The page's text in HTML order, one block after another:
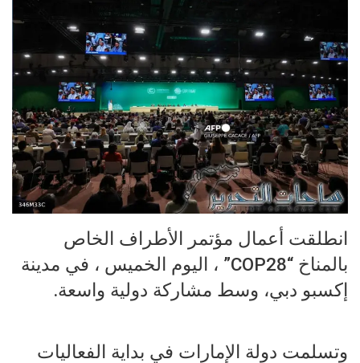
انطلقت أعمال مؤتمر الأطراف الخاص
بالمناخ “COP28” ، اليوم الخميس ، في مدينة
إكسبو دبي، وسط مشاركة دولية واسعة.
وتسلمت دولة الإمارات في بداية الفعاليات